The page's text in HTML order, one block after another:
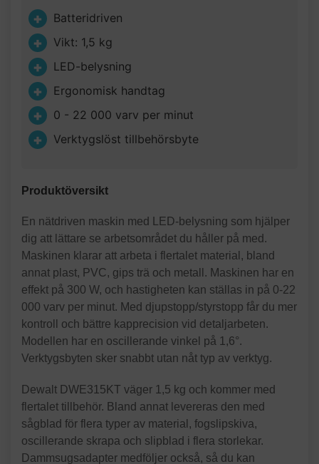
Batteridriven
Vikt: 1,5 kg
LED-belysning
Ergonomisk handtag
0 - 22 000 varv per minut
Verktygslöst tillbehörsbyte
Produktöversikt
En nätdriven maskin med LED-belysning som hjälper
dig att lättare se arbetsområdet du håller på med.
Maskinen klarar att arbeta i flertalet material, bland
annat plast, PVC, gips trä och metall. Maskinen har en
effekt på 300 W, och hastigheten kan ställas in på 0-22
000 varv per minut. Med djupstopp/styrstopp får du mer
kontroll och bättre kapprecision vid detaljarbeten.
Modellen har en oscillerande vinkel på 1,6°.
Verktygsbyten sker snabbt utan nåt typ av verktyg.
Dewalt DWE315KT väger 1,5 kg och kommer med
flertalet tillbehör. Bland annat levereras den med
sågblad för flera typer av material, fogslipskiva,
oscillerande skrapa och slipblad i flera storlekar.
Dammsugsadapter medföljer också, så du kan